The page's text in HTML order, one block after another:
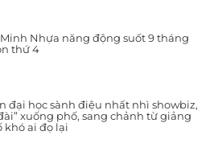
Nhựa năng động suốt 9 tháng
thứ 4
đại học sành điệu nhất nhì showbiz,
xuống phố, sang chảnh từ giảng
khó ai đọ lại